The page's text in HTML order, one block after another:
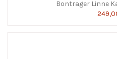
Bontrager Linne